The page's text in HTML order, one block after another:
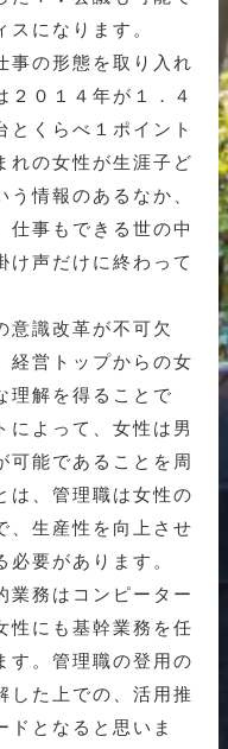
になります。
事の形態を取り入れ
２０１４年が１．４
とくらべ１ポイント
れの女性が生涯子ど
情報のあるなか、
仕事もできる世の中
け声だけに終わって
意識改革が不可欠
経営トップからの女
理解を得ることで
によって、女性は男
可能であることを周
は、管理職は女性の
、生産性を向上させ
要があります。
業務はコンピーター
性にも基幹業務を任
す。管理職の登用の
した上での、活用推
ドとなると思いま